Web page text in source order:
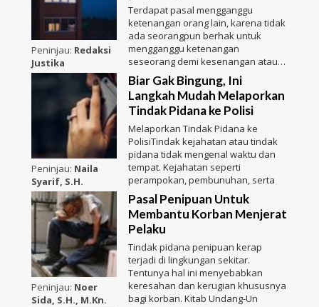
Peninjau: Redaksi
Justika
Terdapat pasal mengganggu
ketenangan orang lain, karena tidak
ada seorangpun berhak untuk
mengganggu ketenangan
seseorang demi kesenangan atau
kepenti
Peninjau: Naila
Syarif, S.H.
Biar Gak Bingung, Ini
Langkah Mudah Melaporkan
Tindak Pidana ke Polisi
Melaporkan Tindak Pidana ke
PolisiTindak kejahatan atau tindak
pidana tidak mengenal waktu dan
tempat. Kejahatan seperti
perampokan, pembunuhan, serta
Peninjau: Noer
Sida, S.H., M.Kn.
Pasal Penipuan Untuk
Membantu Korban Menjerat
Pelaku
Tindak pidana penipuan kerap
terjadi di lingkungan sekitar.
Tentunya hal ini menyebabkan
keresahan dan kerugian khususnya
bagi korban. Kitab Undang-Un